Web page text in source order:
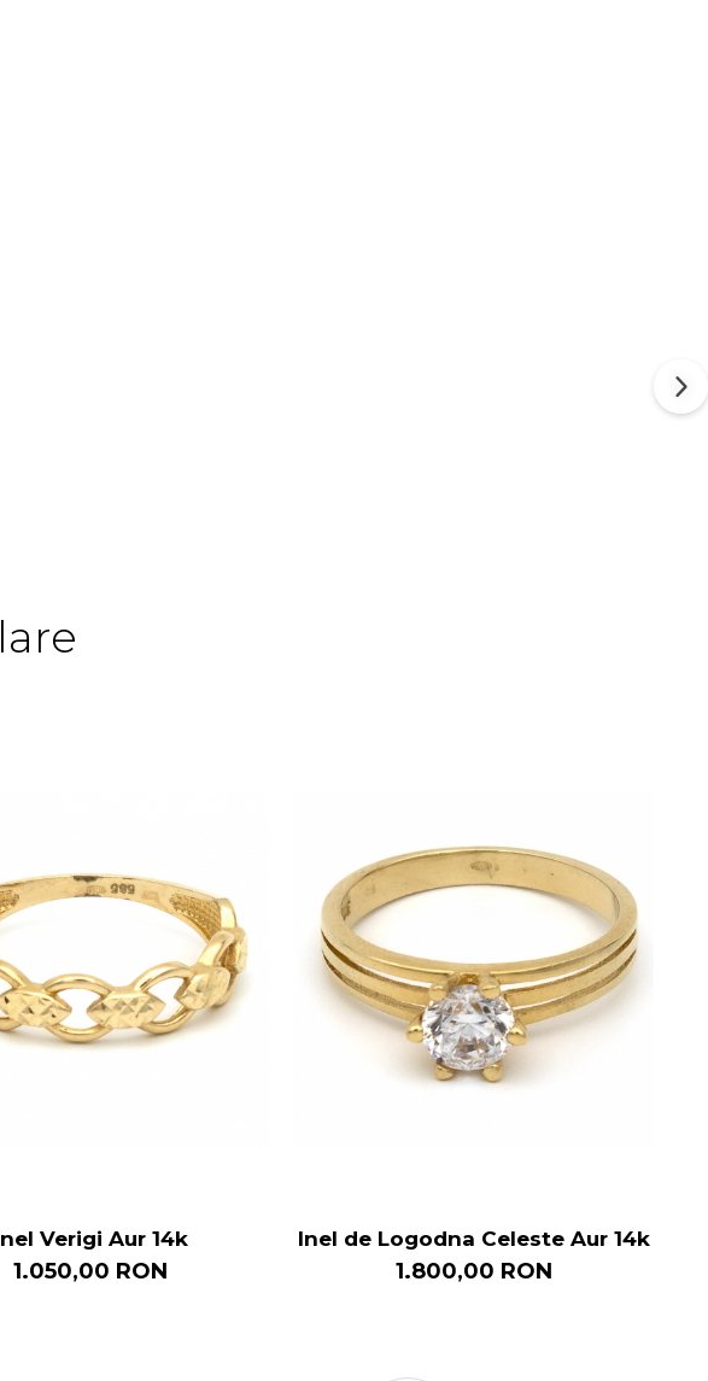
Verigi Aur 14k
1.050,00 RON
Inel de Logodna Celeste Aur 14k
1.800,00 RON